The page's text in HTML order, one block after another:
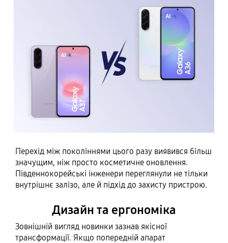
Перехід між поколіннями цього разу виявився більш
значущим, ніж просто косметичне оновлення.
Південнокорейські інженери переглянули не тільки
внутрішнє залізо, але й підхід до захисту пристрою.
Дизайн та ергономіка
Зовнішній вигляд новинки зазнав якісної
трансформації. Якщо попередній апарат